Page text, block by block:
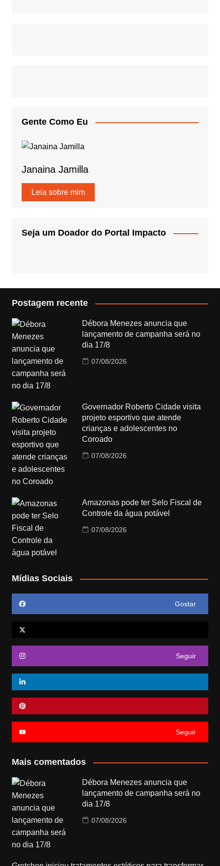
Gente Como Eu
Janaina Jamilla
Leia sobre mim
Seja um Doador do Portal Impacto
Postagem recente
Débora Menezes anuncia que
lançamento de campanha será no
dia 17/8
07/08/2026
Governador Roberto Cidade visita
projeto esportivo que atende
crianças e adolescentes no
Coroado
07/08/2026
Amazonas pode ter Selo Fiscal de
Controle da água potável
07/08/2026
Mídias Sociais
Gostar
Seguir
Seguir
Mais comentados
Débora Menezes anuncia que
lançamento de campanha será no
dia 17/8
07/08/2026